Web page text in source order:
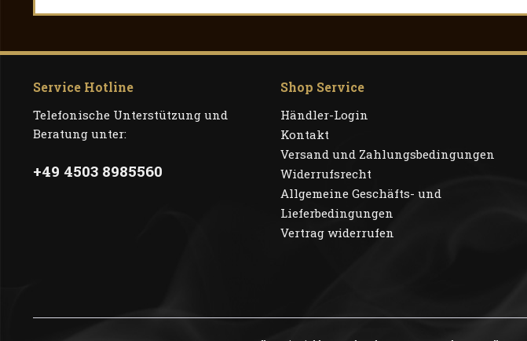
Service Hotline
Telefonische Unterstützung und
Beratung unter:
+49 4503 8985560
Shop Service
Händler-Login
Kontakt
Versand und Zahlungsbedingungen
Widerrufsrecht
Allgemeine Geschäfts- und
Lieferbedingungen
Vertrag widerrufen